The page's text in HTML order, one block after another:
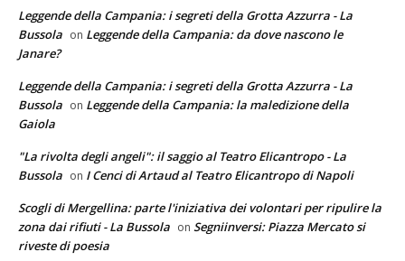
Leggende della Campania: i segreti della Grotta Azzurra - La
Bussola on Leggende della Campania: da dove nascono le
Janare?
Leggende della Campania: i segreti della Grotta Azzurra - La
Bussola on Leggende della Campania: la maledizione della
Gaiola
"La rivolta degli angeli": il saggio al Teatro Elicantropo - La
Bussola on I Cenci di Artaud al Teatro Elicantropo di Napoli
Scogli di Mergellina: parte l'iniziativa dei volontari per ripulire la
zona dai rifiuti - La Bussola on Segniinversi: Piazza Mercato si
riveste di poesia